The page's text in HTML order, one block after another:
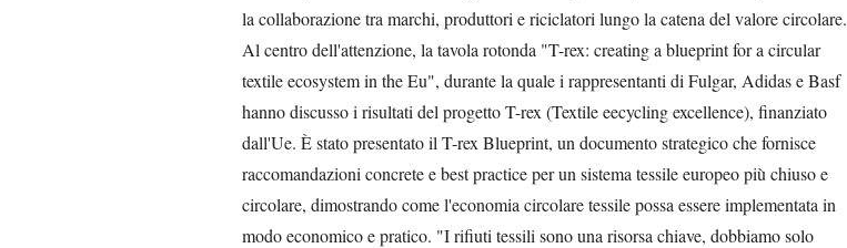
la collaborazione tra marchi, produttori e riciclatori lungo la catena del valore circolare.
Al centro dell'attenzione, la tavola rotonda "T-rex: creating a blueprint for a circular
textile ecosystem in the Eu", durante la quale i rappresentanti di Fulgar, Adidas e Basf
hanno discusso i risultati del progetto T-rex (Textile eecycling excellence), finanziato
dall'Ue. È stato presentato il T-rex Blueprint, un documento strategico che fornisce
raccomandazioni concrete e best practice per un sistema tessile europeo più chiuso e
circolare, dimostrando come l'economia circolare tessile possa essere implementata in
modo economico e pratico. "I rifiuti tessili sono una risorsa chiave, dobbiamo solo